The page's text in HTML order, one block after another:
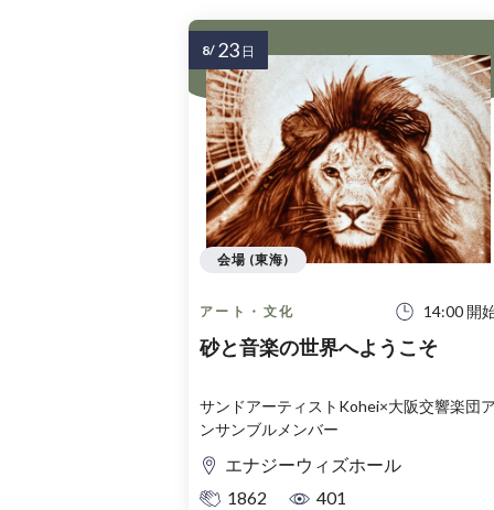
アート・文化 14:00 開
砂と音楽の世界へようこそ
サンドアーティストKohei×大阪交響楽団
ンサンブルメンバー
エナジーウィズホール
1862
401
会場 (東海)
8/ 23 日